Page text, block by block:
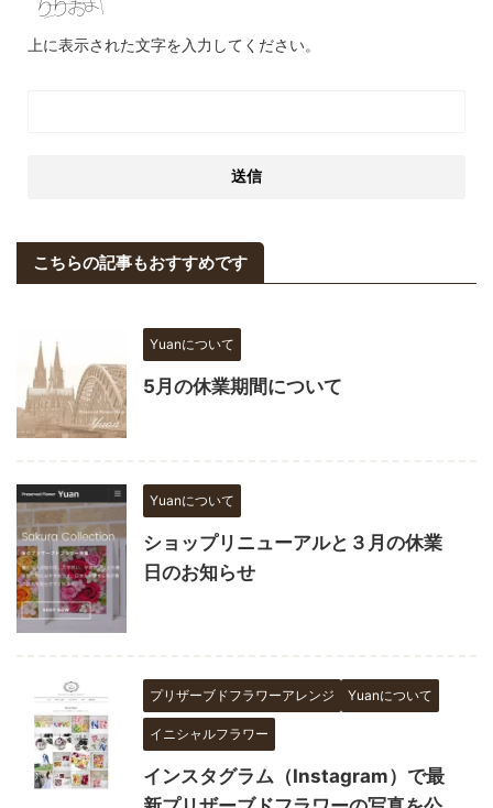
上に表示された文字を入力してください。
こちらの記事もおすすめです
Yuanについて
5月の休業期間について
Yuanについて
ショップリニューアルと３月の休業
日のお知らせ
プリザーブドフラワーアレンジ Yuanについて
イニシャルフラワー
インスタグラム（Instagram）で最